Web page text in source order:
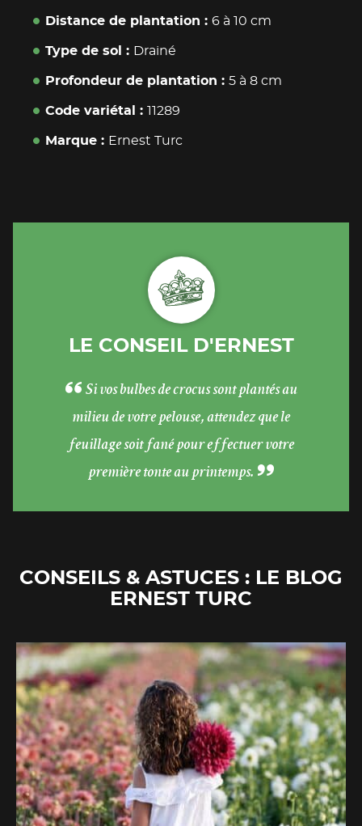
Distance de plantation 6 à 10 cm
Type de sol Drainé
Profondeur de plantation 5 à 8 cm
Code variétal 11289
Marque Ernest Turc
LE CONSEIL D'ERNEST
Si vos bulbes de crocus sont plantés au
milieu de votre pelouse, attendez que le
feuillage soit fané pour effectuer votre
première tonte au printemps.
CONSEILS & ASTUCES : LE BLOG
ERNEST TURC